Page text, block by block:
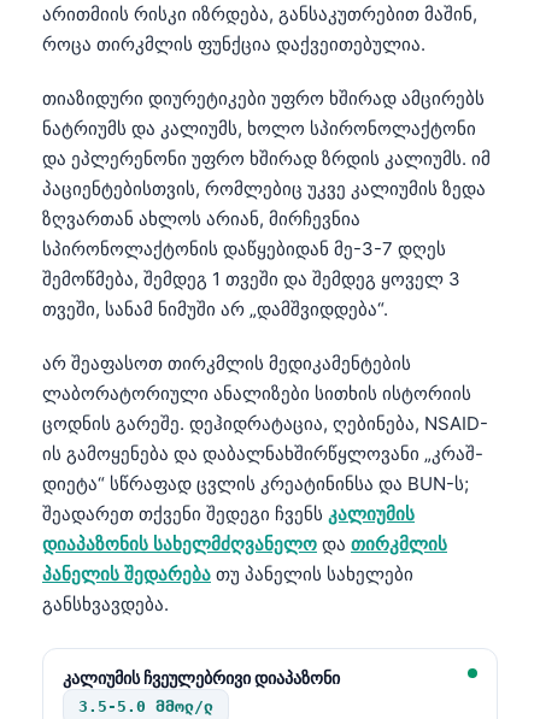
არითმიის რისკი იზრდება, განსაკუთრებით მაშინ,
როცა თირკმლის ფუნქცია დაქვეითებულია.
თიაზიდური დიურეტიკები უფრო ხშირად ამცირებს
ნატრიუმს და კალიუმს, ხოლო სპირონოლაქტონი
და ეპლერენონი უფრო ხშირად ზრდის კალიუმს. იმ
პაციენტებისთვის, რომლებიც უკვე კალიუმის ზედა
ზღვართან ახლოს არიან, მირჩევნია
სპირონოლაქტონის დაწყებიდან მე-3-7 დღეს
შემოწმება, შემდეგ 1 თვეში და შემდეგ ყოველ 3
თვეში, სანამ ნიმუში არ „დამშვიდდება“.
არ შეაფასოთ თირკმლის მედიკამენტების
ლაბორატორიული ანალიზები სითხის ისტორიის
ცოდნის გარეშე. დეჰიდრატაცია, ღებინება, NSAID-
ის გამოყენება და დაბალნახშირწყლოვანი „კრაშ-
დიეტა“ სწრაფად ცვლის კრეატინინსა და BUN-ს;
შეადარეთ თქვენი შედეგი ჩვენს კალიუმის
დიაპაზონის სახელმძღვანელო და თირკმლის
პანელის შედარება თუ პანელის სახელები
განსხვავდება.
კალიუმის ჩვეულებრივი დიაპაზონი
3.5-5.0 მმოლ/ლ